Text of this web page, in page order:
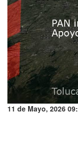
11 de Mayo, 2026